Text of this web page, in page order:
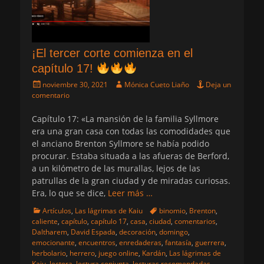
¡El tercer corte comienza en el
capítulo 17!
Publicado
el
noviembre 30, 2021 AutorMónica Cueto Liaño
Deja un
comentario
Capítulo 17: «La mansión de la familia Syllmore
era una gran casa con todas las comodidades que
el anciano Brenton Syllmore se había podido
procurar. Estaba situada a las afueras de Berford,
a un kilómetro de las murallas, lejos de las
patrullas de la gran ciudad y de miradas curiosas.
Era, lo que se dice, Leer más …
Categorias
Artículos, Las lágrimas de Kaiu Etiquetas
binomio, Brenton,
caliente, capítulo, capítulo 17, casa, ciudad, comentarios,
Daltharem, David Espada, decoración, domingo,
emocionante, encuentros, enredaderas, fantasía, guerrera,
herbolario, herrero, juego online, Kardán, Las lágrimas de